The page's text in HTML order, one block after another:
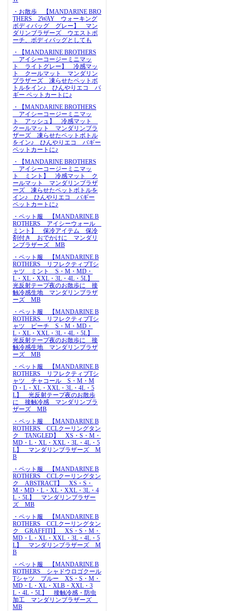
・お散歩 【MANDARINE BRO
THERS 2WAY ウォーキング
ボディバッグ グレー】 マン
ダリンブラザーズ ウエストポ
ーチ、ボディバッグとしても
・【MANDARINE BROTHERS
アイシーコージーミニマッ
ト ライトグレー】 冷感マッ
ト クールマット マンダリン
ブラザーズ 凍らせたペットボ
トルをイン♪ ひんやりエコ バ
ギー ペットカートに♪
・【MANDARINE BROTHERS
アイシーコージーミニマッ
ト アッシュ】 冷感マット
クールマット マンダリンブラ
ザーズ 凍らせたペットボトル
をイン♪ ひんやりエコ バギー
ペットカートに♪
・【MANDARINE BROTHERS
アイシーコージーミニマッ
ト ミント】 冷感マット ク
ールマット マンダリンブラザ
ーズ 凍らせたペットボトルを
イン♪ ひんやりエコ バギー
ペットカートに♪
・ペット服 【MANDARINE B
ROTHERS アイシーウォール
ミント】 保冷アイテム 保冷
剤付き おでかけに マンダリ
ンブラザーズ MB
・ペット服 【MANDARINE B
ROTHERS リフレクティブTシ
ャツ ミント S・M・MD・
L・XL・XXL・3L・4L・5L】
光反射テープ夜のお散歩に 接
触冷感生地 マンダリンブラザ
ーズ MB
・ペット服 【MANDARINE B
ROTHERS リフレクティブTシ
ャツ ピーチ S・M・MD・
L・XL・XXL・3L・4L・5L】
光反射テープ夜のお散歩に 接
触冷感生地 マンダリンブラザ
ーズ MB
・ペット服 【MANDARINE B
ROTHERS リフレクティブTシ
ャツ チャコール S・M・M
D・L・XL・XXL・3L・4L・5
L】 光反射テープ夜のお散歩
に 接触冷感 マンダリンブラ
ザーズ MB
・ペット服 【MANDARINE B
ROTHERS CCLクーリングタン
ク TANGLED】 XS・S・M・
MD・L・XL・XXL・3L・4L・5
L】 マンダリンブラザーズ M
B
・ペット服 【MANDARINE B
ROTHERS CCLクーリングタン
ク ABSTRACT】 XS・S・
M・MD・L・XL・XXL・3L・4
L・5L】 マンダリンブラザー
ズ MB
・ペット服 【MANDARINE B
ROTHERS CCLクーリングタン
ク GRAFFITI】 XS・S・M・
MD・L・XL・XXL・3L・4L・5
L】 マンダリンブラザーズ M
B
・ペット服 【MANDARINE B
ROTHERS シャドウロゴクール
Tシャツ ブルー XS・S・M・
MD・L・XL・XLB・XXL・3
L・4L・5L】 接触冷感・防虫
加工 マンダリンブラザーズ
MB